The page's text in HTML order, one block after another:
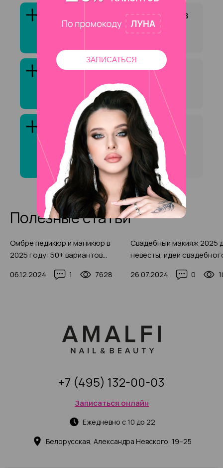
Как выбрать специалиста в
сфере «Окрашивание
Клиенты обычно довольны
услугой «Окрашивание
бровей краской»?
Сколько стоит услуга
«Окрашивание бровей
краской» на на
Ботанического сада ?
Полезные статьи
Омбре педикюр и маникюр в
2025 году: 50+ вариантов
правила выполнения
06.12.2024 1 7628
Свадебный макияж 2025
невесты, идеи
примерами
26.07.2024 0
Белорусская, Александра Невского, 19–25
Ежедневно с 10 до 22
Записаться онлайн
+7 (495) 132-00-03
ЗАПИСАТЬСЯ